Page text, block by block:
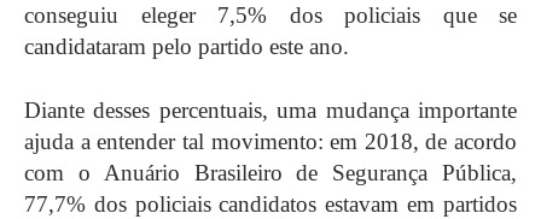
conseguiu eleger 7,5% dos policiais que se
candidataram pelo partido este ano.
Diante desses percentuais, uma mudança importante
ajuda a entender tal movimento: em 2018, de acordo
com o Anuário Brasileiro de Segurança Pública,
77,7% dos policiais candidatos estavam em partidos